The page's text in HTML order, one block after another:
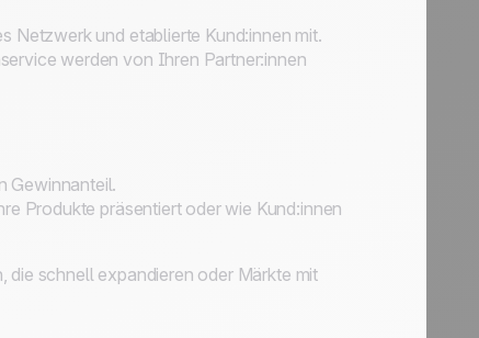
Netzwerk und etablierte Kund:innen mit.
werden von Ihren Partner:innen
Gewinnanteil.
Produkte präsentiert oder wie Kund:innen
die schnell expandieren oder Märkte mit